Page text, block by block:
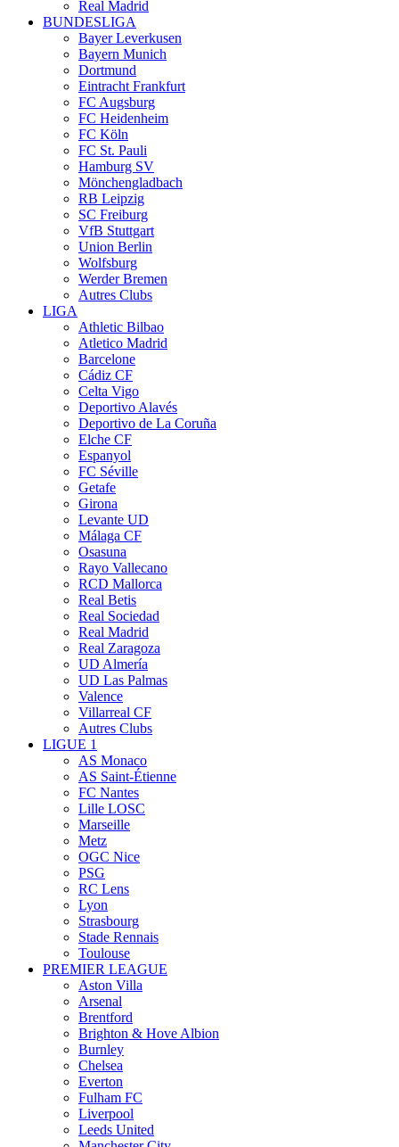
Real Madrid
BUNDESLIGA
Bayer Leverkusen
Bayern Munich
Dortmund
Eintracht Frankfurt
FC Augsburg
FC Heidenheim
FC Köln
FC St. Pauli
Hamburg SV
Mönchengladbach
RB Leipzig
SC Freiburg
VfB Stuttgart
Union Berlin
Wolfsburg
Werder Bremen
Autres Clubs
LIGA
Athletic Bilbao
Atletico Madrid
Barcelone
Cádiz CF
Celta Vigo
Deportivo Alavés
Deportivo de La Coruña
Elche CF
Espanyol
FC Séville
Getafe
Girona
Levante UD
Málaga CF
Osasuna
Rayo Vallecano
RCD Mallorca
Real Betis
Real Sociedad
Real Madrid
Real Zaragoza
UD Almería
UD Las Palmas
Valence
Villarreal CF
Autres Clubs
LIGUE 1
AS Monaco
AS Saint-Étienne
FC Nantes
Lille LOSC
Marseille
Metz
OGC Nice
PSG
RC Lens
Lyon
Strasbourg
Stade Rennais
Toulouse
PREMIER LEAGUE
Aston Villa
Arsenal
Brentford
Brighton & Hove Albion
Burnley
Chelsea
Everton
Fulham FC
Liverpool
Leeds United